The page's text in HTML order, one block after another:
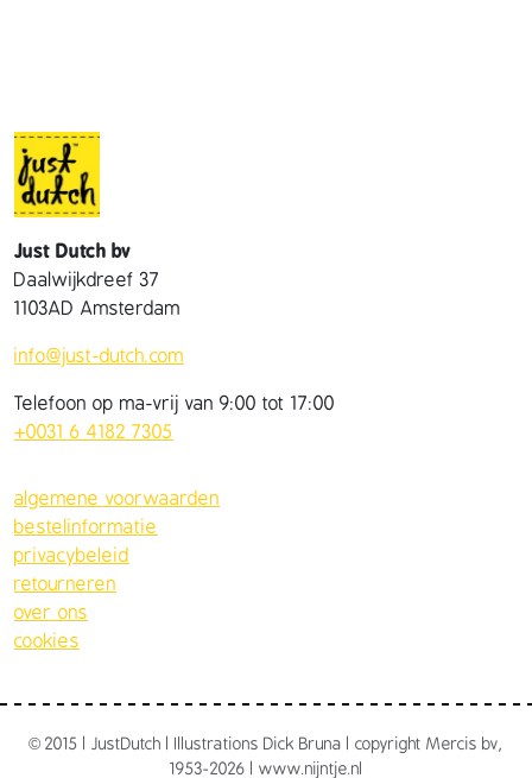
Just Dutch bv
Daalwijkdreef 37
1103AD Amsterdam
info@just-dutch.com
Telefoon op ma-vrij van 9:00 tot 17:00
+0031 6 4182 7305
algemene voorwaarden
bestelinformatie
privacybeleid
retourneren
over ons
cookies
© 2015 | JustDutch | Illustrations Dick Bruna | copyright Mercis bv,
1953-2026 | www.nijntje.nl